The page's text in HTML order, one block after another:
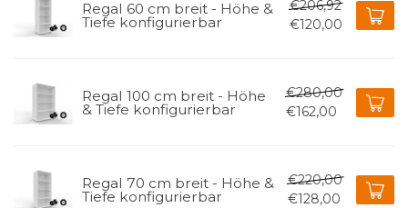
Regal 60 cm breit - Höhe &
Tiefe konfigurierbar
€206,92
€120,00
Regal 100 cm breit - Höhe
& Tiefe konfigurierbar
€280,00
€162,00
Regal 70 cm breit - Höhe &
Tiefe konfigurierbar
€220,00
€128,00